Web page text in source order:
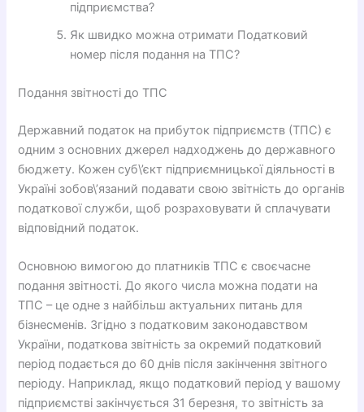
підприємства?
Як швидко можна отримати Податковий
номер після подання на ТПС?
Подання звітності до ТПС
Державний податок на прибуток підприємств (ТПС) є
одним з основних джерел надходжень до державного
бюджету. Кожен суб\’єкт підприємницької діяльності в
Україні зобов\’язаний подавати свою звітність до органів
податкової служби, щоб розраховувати й сплачувати
відповідний податок.
Основною вимогою до платників ТПС є своєчасне
подання звітності. До якого числа можна подати на
ТПС – це одне з найбільш актуальних питань для
бізнесменів. Згідно з податковим законодавством
України, податкова звітність за окремий податковий
період подається до 60 днів після закінчення звітного
періоду. Наприклад, якщо податковий період у вашому
підприємстві закінчується 31 березня, то звітність за